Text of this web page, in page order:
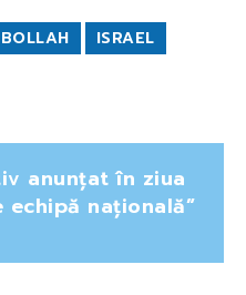
ISRAEL
anunțat în ziua
națională”